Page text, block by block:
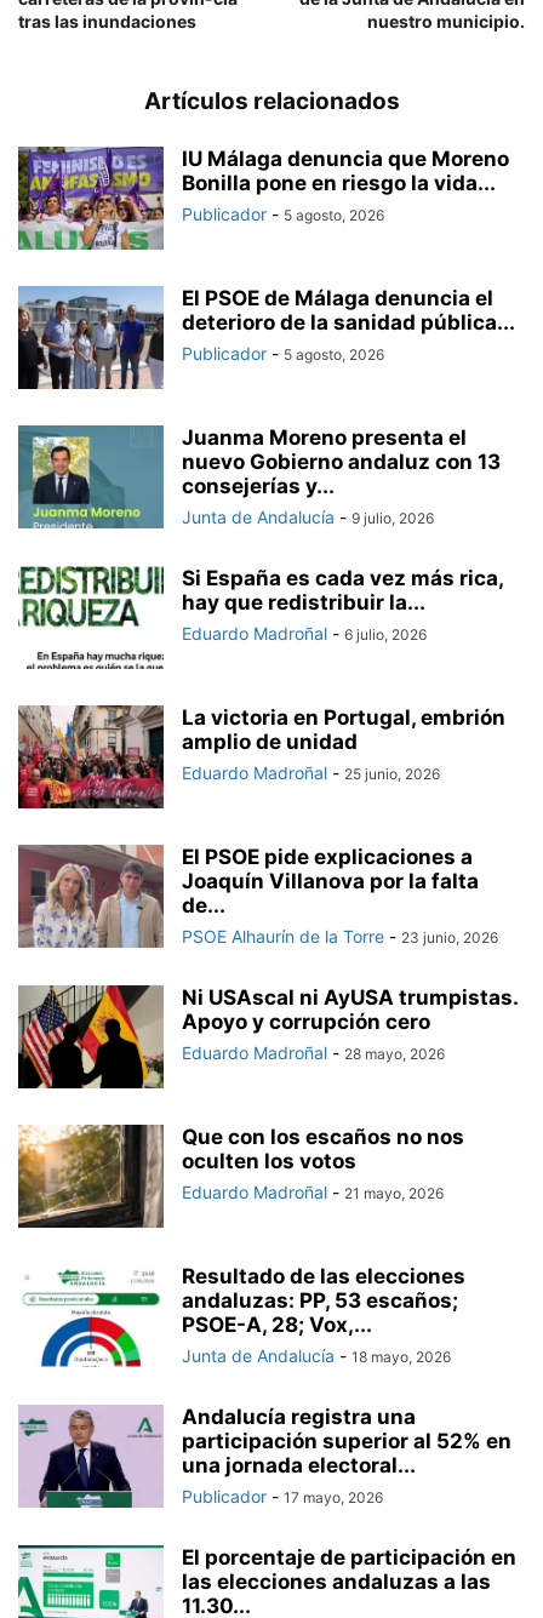
tras las inundaciones
nuestro municipio.
Artículos relacionados
IU Málaga denuncia que Moreno
Bonilla pone en riesgo la vida...
Publicador - 5 agosto, 2026
El PSOE de Málaga denuncia el
deterioro de la sanidad pública...
Publicador - 5 agosto, 2026
Juanma Moreno presenta el
nuevo Gobierno andaluz con 13
consejerías y...
Junta de Andalucía - 9 julio, 2026
Si España es cada vez más rica,
hay que redistribuir la...
Eduardo Madroñal - 6 julio, 2026
La victoria en Portugal, embrión
amplio de unidad
Eduardo Madroñal - 25 junio, 2026
El PSOE pide explicaciones a
Joaquín Villanova por la falta
de...
PSOE Alhaurín de la Torre - 23 junio, 2026
Ni USAscal ni AyUSA trumpistas.
Apoyo y corrupción cero
Eduardo Madroñal - 28 mayo, 2026
Que con los escaños no nos
oculten los votos
Eduardo Madroñal - 21 mayo, 2026
Resultado de las elecciones
andaluzas: PP, 53 escaños;
PSOE-A, 28; Vox,...
Junta de Andalucía - 18 mayo, 2026
Andalucía registra una
participación superior al 52% en
una jornada electoral...
Publicador - 17 mayo, 2026
El porcentaje de participación en
las elecciones andaluzas a las
11.30...